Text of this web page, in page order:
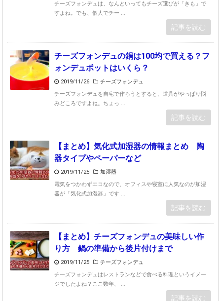
チーズフォンデュは、なんといってもチーズ選びが「きも」で
すよね。でも、個人でチー ...
記事を読む
チーズフォンデュの鍋は100均で買える？フ
ォンデュポットはいくら？
2019/11/26
チーズフォンデュ
チーズフォンデュを自宅で作ろうとすると、道具がやっぱり悩
みどころですよね。ちょっ ...
記事を読む
【まとめ】気化式加湿器の情報まとめ 陶
器タイプやペーパーなど
2019/11/25
加湿器
電気をつかわずエコなので、オフィスや寝室に人気なのが加湿
器が「気化式加湿器」です ...
記事を読む
【まとめ】チーズフォンデュの美味しい作
り方 鍋の準備から後片付けまで
2019/11/25
チーズフォンデュ
チーズフォンデュはレストランなどで食べる料理というイメー
ジでしたよね？ここ数年、 ...
記事を読む